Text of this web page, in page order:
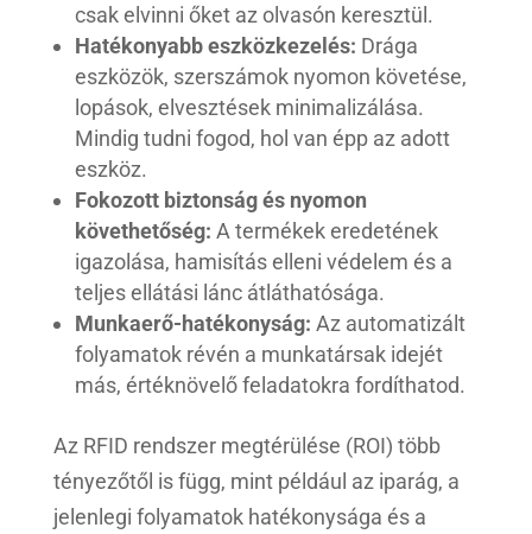
csak elvinni őket az olvasón keresztül.
Hatékonyabb eszközkezelés: Drága
eszközök, szerszámok nyomon követése,
lopások, elvesztések minimalizálása.
Mindig tudni fogod, hol van épp az adott
eszköz.
Fokozott biztonság és nyomon
követhetőség: A termékek eredetének
igazolása, hamisítás elleni védelem és a
teljes ellátási lánc átláthatósága.
Munkaerő-hatékonyság: Az automatizált
folyamatok révén a munkatársak idejét
más, értéknövelő feladatokra fordíthatod.
Az RFID rendszer megtérülése (ROI) több
tényezőtől is függ, mint például az iparág, a
jelenlegi folyamatok hatékonysága és a